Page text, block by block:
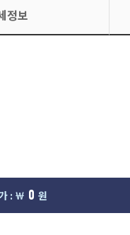
정보
: ￦ 0 원